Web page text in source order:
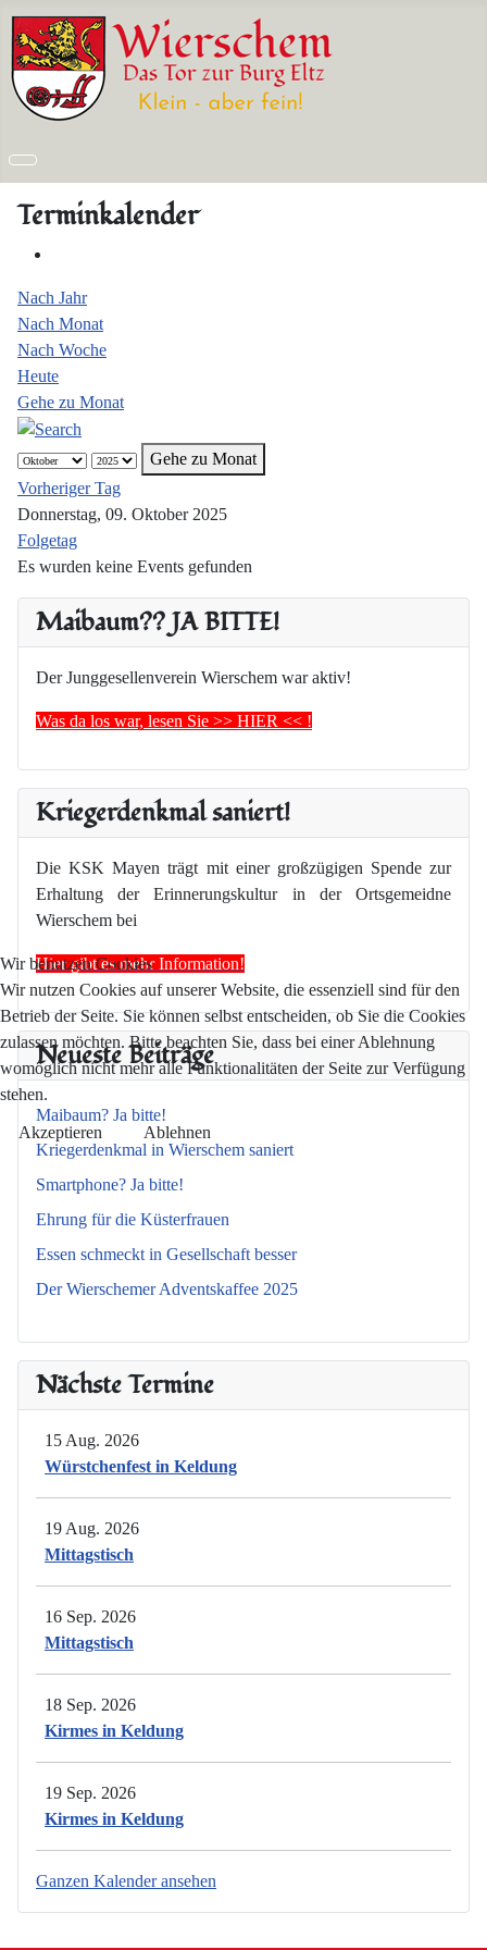
Maibaum?? JA BITTE!
Der Junggesellenverein Wierschem war aktiv!
Was da los war, lesen Sie >> HIER << !
Kriegerdenkmal saniert!
Die KSK Mayen trägt mit einer großzügigen Spende zur
Erhaltung der Erinnerungskultur in der Ortsgemeidne
Wierschem bei
Hier gibt es mehr Information!
Neueste Beiträge
Maibaum? Ja bitte!
Kriegerdenkmal in Wierschem saniert
Smartphone? Ja bitte!
Ehrung für die Küsterfrauen
Essen schmeckt in Gesellschaft besser
Der Wierschemer Adventskaffee 2025
Nächste Termine
15 Aug. 2026
Würstchenfest in Keldung
19 Aug. 2026
Mittagstisch
16 Sep. 2026
Mittagstisch
18 Sep. 2026
Kirmes in Keldung
19 Sep. 2026
Kirmes in Keldung
Ganzen Kalender ansehen
Terminkalender
Nach Jahr
Nach Monat
Nach Woche
Heute
Gehe zu Monat
Gehe zu Monat
Vorheriger Tag
Donnerstag, 09. Oktober 2025
Folgetag
Es wurden keine Events gefunden
Wir benutzen Cookies
Wir nutzen Cookies auf unserer Website, die essenziell sind für den
Betrieb der Seite. Sie können selbst entscheiden, ob Sie die Cookies
zulassen möchten. Bitte beachten Sie, dass bei einer Ablehnung
womöglich nicht mehr alle Funktionalitäten der Seite zur Verfügung
stehen.
Akzeptieren Ablehnen